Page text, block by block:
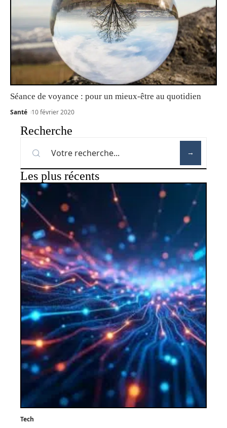
Séance de voyance : pour un mieux-être au quotidien
Santé 10 février 2020
Recherche
Les plus récents
Tech